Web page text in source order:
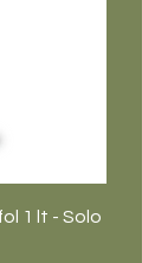
1 lt - Solo